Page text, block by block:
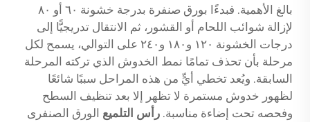
بالغ الأهمية. فبدءًا بورق صنفرة بدرجة خشونة ٦٠ أو ٨٠
لإزالة شوائب اللحام أو القشور، ثم الانتقال تدريجيًّا إلى
درجات الخشونة ١٢٠ و١٨٠ و٢٤٠ على التوالي، يسمح لكل
مرحلة بأن تحذف تمامًا نمط الخدوش الذي تركته المرحلة
السابقة. ويُعد تخطي أيٍّ من هذه المراحل سببًا شائعًا
لظهور خدوش مستمرة لا تظهر إلا بعد تنظيف السطح
وفحصه تحت إضاءة مناسبة. رأس التلميع الورق الصنفرى